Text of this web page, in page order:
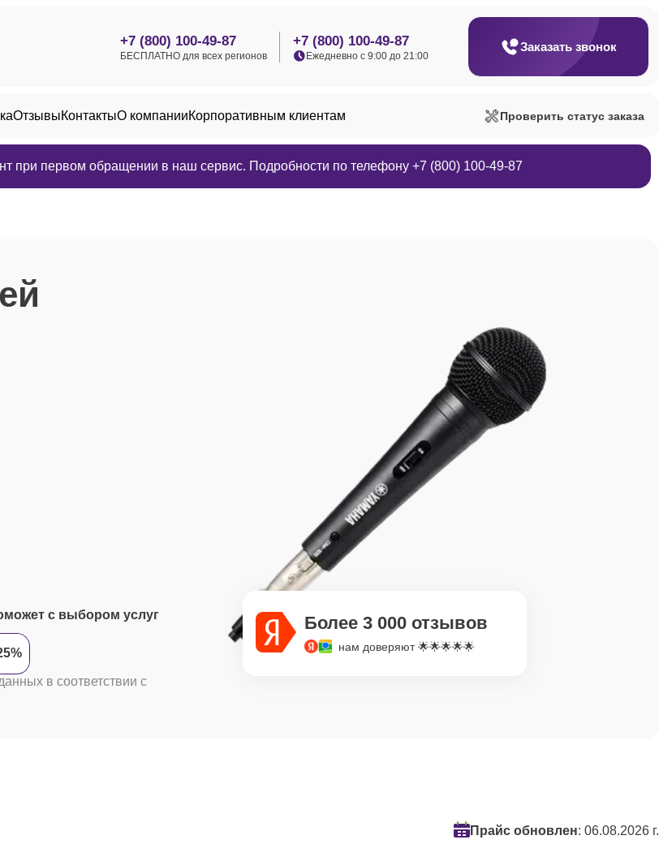
+7 (800) 100-49-87
БЕСПЛАТНО для всех регионов
+7 (800) 100-49-87
Ежедневно с 9:00 до 21:00
Заказать звонок
ОтзывыКонтактыО компанииКорпоративным клиентам Проверить статус заказа
при первом обращении в наш сервис. Подробности по телефону +7 (800) 100-49-87
с выбором услуг
в соответствии с
Более 3 000 отзывов
нам доверяют 🌟🌟🌟🌟🌟
Прайс обновлен: 06.08.2026 г.